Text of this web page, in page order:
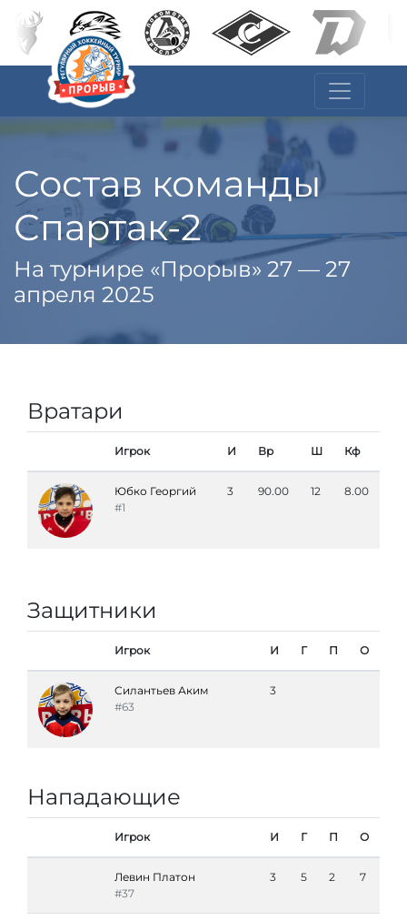
Состав команды
Спартак-2
На турнире «Прорыв» 27 — 27
апреля 2025
Вратари
Игрок И Вр Ш Кф
Юбко Георгий
#1
3 90.00 12 8.00
Защитники
Игрок И Г П О
Силантьев Аким
#63
3
Нападающие
Игрок И Г П О
Левин Платон
#37
3 5 2 7